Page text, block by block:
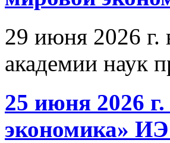
29 июня 2026 г.
академии наук
25 июня 2026
экономика»